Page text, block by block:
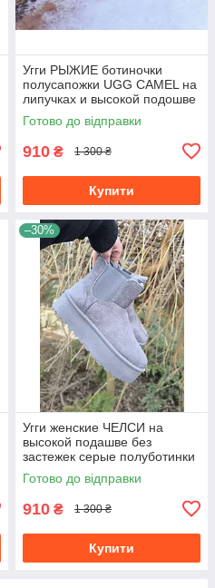
Угги РЫЖИЕ ботиночки
полусапожки UGG CAMEL на
липучках и высокой подошве
утепленые женские зимние ​​​​​​​
LQD
Готово до відправки
910 ₴ 1 300 ₴
Купити
–30%
Угги женские ЧЕЛСИ на
высокой подашве без
застежек серые полуботинки
полусапожки утеплены
зимние
Готово до відправки
910 ₴ 1 300 ₴
Купити